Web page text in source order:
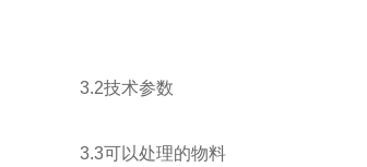
3.2技术参数
3.3可以处理的物料